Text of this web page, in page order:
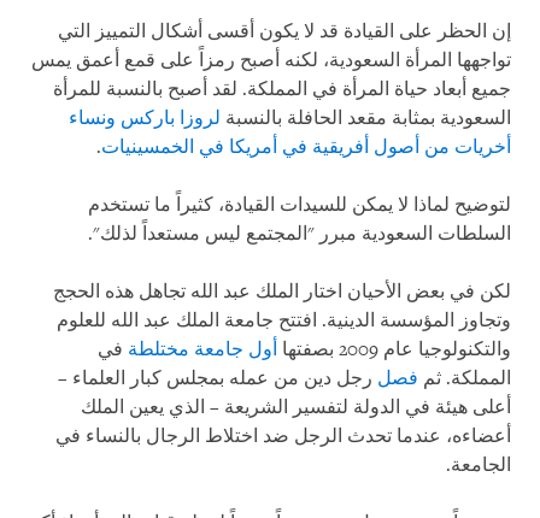
إن الحظر على القيادة قد لا يكون أقسى أشكال التمييز التي
تواجهها المرأة السعودية، لكنه أصبح رمزاً على قمع أعمق يمس
جميع أبعاد حياة المرأة في المملكة. لقد أصبح بالنسبة للمرأة
السعودية بمثابة مقعد الحافلة بالنسبة لروزا باركس ونساء
أخريات من أصول أفريقية في أمريكا في الخمسينيات.
لتوضيح لماذا لا يمكن للسيدات القيادة، كثيراً ما تستخدم
السلطات السعودية مبرر "المجتمع ليس مستعداً لذلك".
لكن في بعض الأحيان اختار الملك عبد الله تجاهل هذه الحجج
وتجاوز المؤسسة الدينية. افتتح جامعة الملك عبد الله للعلوم
والتكنولوجيا عام 2009 بصفتها
أول جامعة مختلطة في
المملكة. ثم فصل رجل دين من عمله بمجلس كبار العلماء –
أعلى هيئة في الدولة لتفسير الشريعة – الذي يعين الملك
أعضاءه، عندما تحدث الرجل ضد اختلاط الرجال بالنساء في
الجامعة.